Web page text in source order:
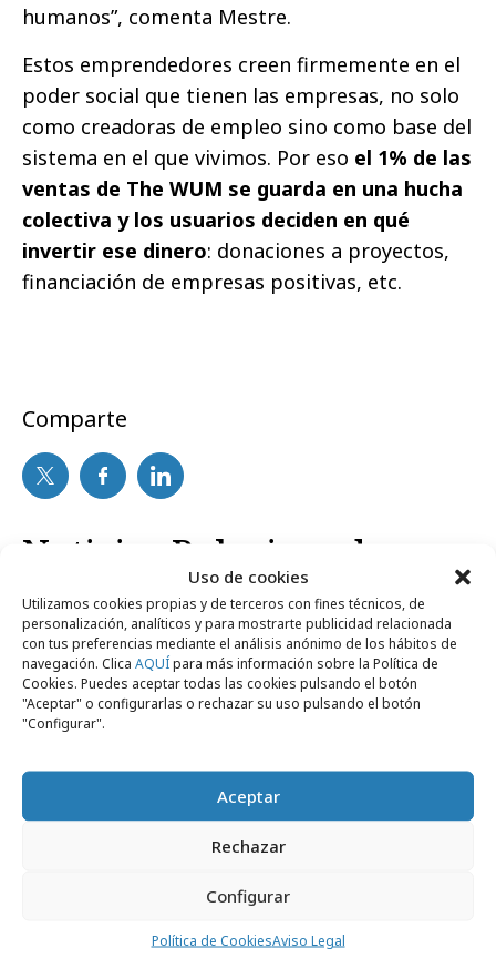
Uso de cookies
Utilizamos cookies propias y de terceros con fines técnicos, de
personalización, analíticos y para mostrarte publicidad relacionada
con tus preferencias mediante el análisis anónimo de los hábitos de
navegación. Clica AQUÍpara más información sobre la Política de
Cookies. Puedes aceptar todas las cookies pulsando el botón
"Aceptar" o configurarlas o rechazar su uso pulsando el botón
"Configurar".
Aceptar
Rechazar
Configurar
Política de CookiesAviso Legal
humanos”, comenta Mestre.
Estos emprendedores creen firmemente en el
poder social que tienen las empresas, no solo
como creadoras de empleo sino como base del
sistema en el que vivimos. Por eso el 1% de las
ventas de The WUM se guarda en una hucha
colectiva y los usuarios deciden en qué
invertir ese dinero: donaciones a proyectos,
financiación de empresas positivas, etc.
Comparte
Noticias Relacionadas
Opinión
martes, 19 de noviembre 2024